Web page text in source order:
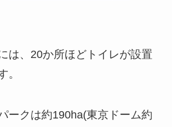
は、20か所ほどトイレが設置
。
ークは約190ha(東京ドーム約